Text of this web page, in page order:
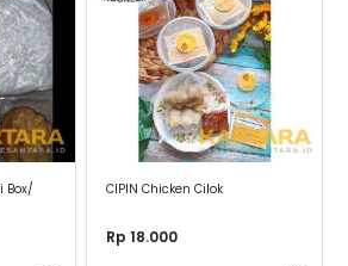
Box/
CIPIN Chicken Cilok
Rp 18.000